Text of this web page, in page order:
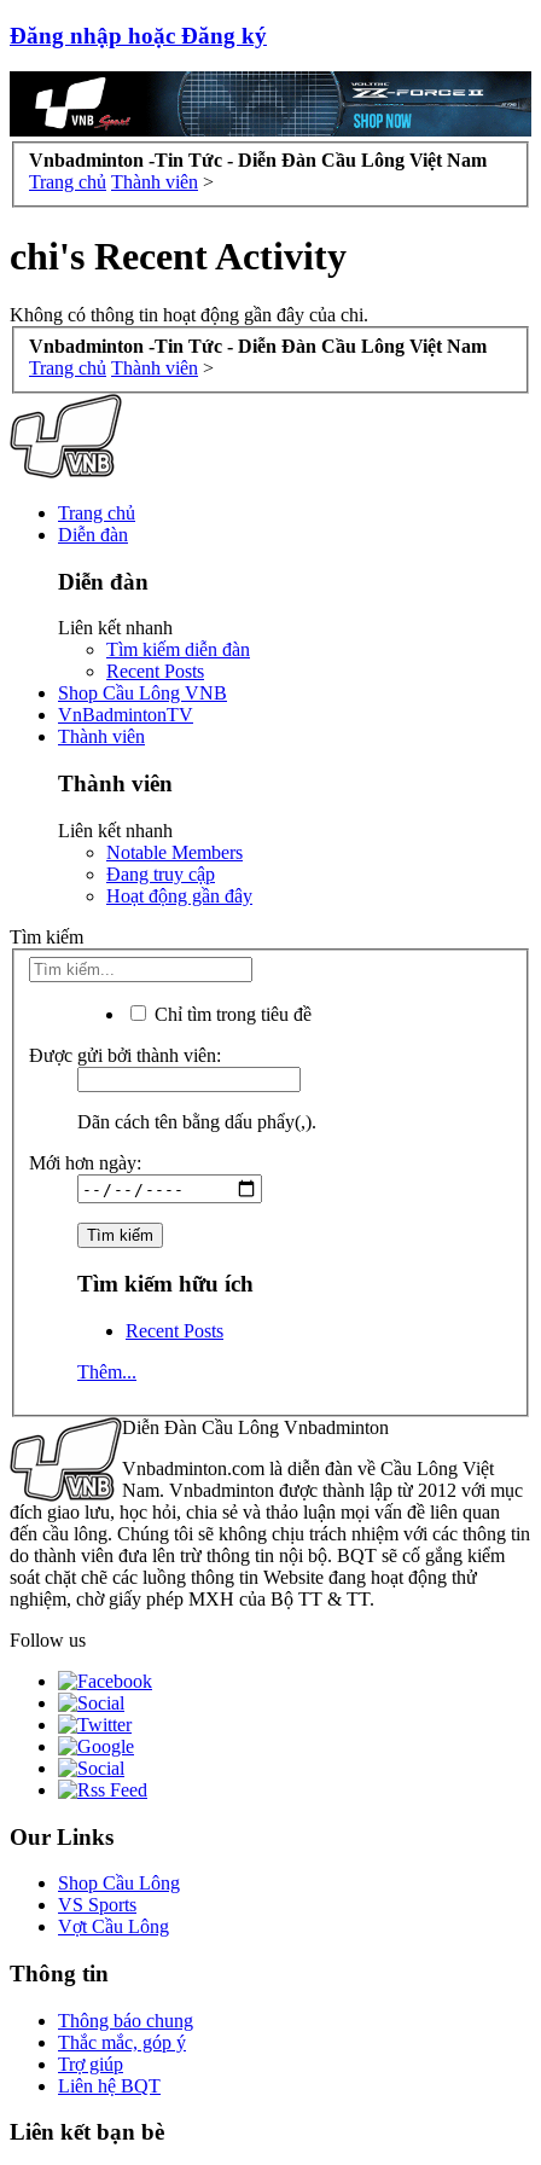
Đăng nhập hoặc Đăng ký
Vnbadminton -Tin Tức - Diễn Đàn Cầu Lông Việt Nam
Trang chủ Thành viên >
chi's Recent Activity
Không có thông tin hoạt động gần đây của chi.
Vnbadminton -Tin Tức - Diễn Đàn Cầu Lông Việt Nam
Trang chủ Thành viên >
Trang chủ
Diễn đàn
Diễn đàn
Liên kết nhanh
Tìm kiếm diễn đàn
Recent Posts
Shop Cầu Lông VNB
VnBadmintonTV
Thành viên
Thành viên
Liên kết nhanh
Notable Members
Đang truy cập
Hoạt động gần đây
Tìm kiếm
Chỉ tìm trong tiêu đề
Được gửi bởi thành viên:
Dãn cách tên bằng dấu phẩy(,).
Mới hơn ngày:
Tìm kiếm hữu ích
Recent Posts
Thêm...
Diễn Đàn Cầu Lông Vnbadminton
Vnbadminton.com là diễn đàn về Cầu Lông Việt
Nam. Vnbadminton được thành lập từ 2012 với mục
đích giao lưu, học hỏi, chia sẻ và thảo luận mọi vấn đề liên quan
đến cầu lông. Chúng tôi sẽ không chịu trách nhiệm với các thông tin
do thành viên đưa lên trừ thông tin nội bộ. BQT sẽ cố gắng kiểm
soát chặt chẽ các luồng thông tin Website đang hoạt động thử
nghiệm, chờ giấy phép MXH của Bộ TT & TT.
Follow us
Our Links
Shop Cầu Lông
VS Sports
Vợt Cầu Lông
Thông tin
Thông báo chung
Thắc mắc, góp ý
Trợ giúp
Liên hệ BQT
Liên kết bạn bè